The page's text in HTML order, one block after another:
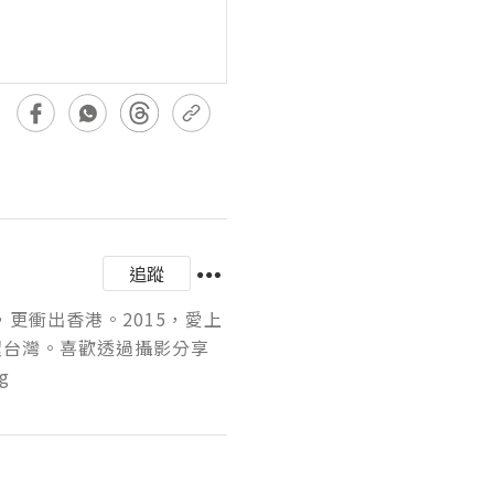
追蹤
衝出香港。2015，愛上
灣。喜歡透過攝影分享